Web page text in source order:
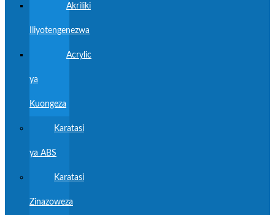
Akriliki
Iliyotengenezwa
Acrylic
ya
Kuongeza
Karatasi
ya ABS
Karatasi
Zinazoweza